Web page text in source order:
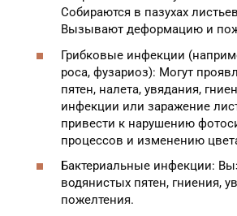
Собираются в пазухах
Вызывают деформацию и
Грибковые инфекции
роса, фузариоз): Могут
пятен, налета, увядания,
инфекции или заражение
привести к нарушению
процессов и изменению
Бактериальные инфекции:
водянистых пятен, гниения,
пожелтения.